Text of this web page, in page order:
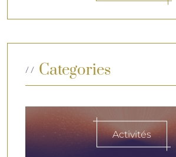
Categories
Activités